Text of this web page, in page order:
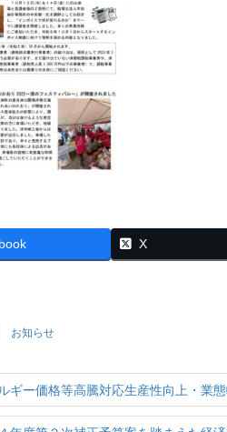
X
お知らせ
ギー価格等高騰対応生産性向上・業